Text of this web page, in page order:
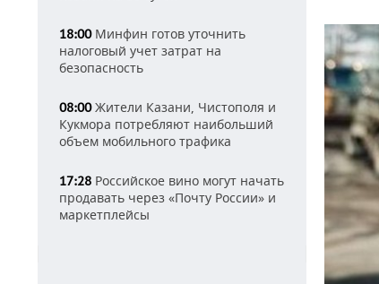
18:00Минфин готов уточнить
налоговый учет затрат на
безопасность
08:00Жители Казани, Чистополя и
Кукмора потребляют наибольший
объем мобильного трафика
17:28 Российское вино могут начать
продавать через «Почту России» и
маркетплейсы